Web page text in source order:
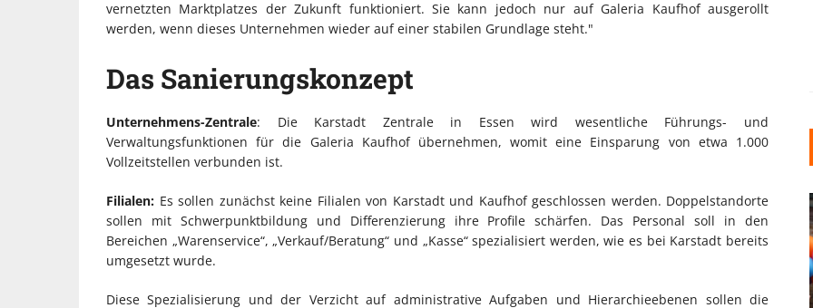
vernetzten Marktplatzes der Zukunft funktioniert. Sie kann jedoch nur auf Galeria Kaufhof ausgerollt
werden, wenn dieses Unternehmen wieder auf einer stabilen Grundlage steht."
Das Sanierungskonzept
Unternehmens-Zentrale: Die Karstadt Zentrale in Essen wird wesentliche Führungs- und
Verwaltungsfunktionen für die Galeria Kaufhof übernehmen, womit eine Einsparung von etwa 1.000
Vollzeitstellen verbunden ist.
Filialen: Es sollen zunächst keine Filialen von Karstadt und Kaufhof geschlossen werden. Doppelstandorte
sollen mit Schwerpunktbildung und Differenzierung ihre Profile schärfen. Das Personal soll in den
Bereichen „Warenservice“, „Verkauf/Beratung“ und „Kasse“ spezialisiert werden, wie es bei Karstadt bereits
umgesetzt wurde.
Diese Spezialisierung und der Verzicht auf administrative Aufgaben und Hierarchieebenen sollen die